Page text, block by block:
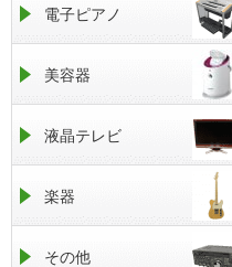
電子ピアノ
美容器
液晶テレビ
楽器
その他